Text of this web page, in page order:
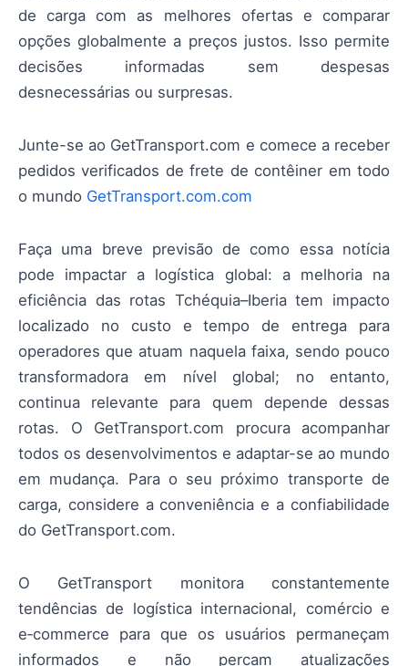
de carga com as melhores ofertas e comparar
opções globalmente a preços justos. Isso permite
decisões informadas sem despesas
desnecessárias ou surpresas.
Junte-se ao GetTransport.com e comece a receber
pedidos verificados de frete de contêiner em todo
o mundo GetTransport.com.com
Faça uma breve previsão de como essa notícia
pode impactar a logística global: a melhoria na
eficiência das rotas Tchéquia–Iberia tem impacto
localizado no custo e tempo de entrega para
operadores que atuam naquela faixa, sendo pouco
transformadora em nível global; no entanto,
continua relevante para quem depende dessas
rotas. O GetTransport.com procura acompanhar
todos os desenvolvimentos e adaptar-se ao mundo
em mudança. Para o seu próximo transporte de
carga, considere a conveniência e a confiabilidade
do GetTransport.com.
O GetTransport monitora constantemente
tendências de logística internacional, comércio e
e‑commerce para que os usuários permaneçam
informados e não percam atualizações